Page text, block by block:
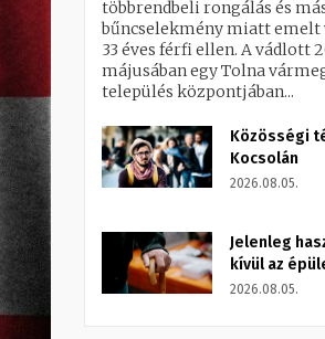
többrendbeli rongálás és
bűncselekmény miatt emelt
33 éves férfi ellen. A vádlott
májusában egy Tolna
település központjában...
Közösségi
Kocsolán
2026.08.05.
Jelenleg
kívül az
2026.08.05.